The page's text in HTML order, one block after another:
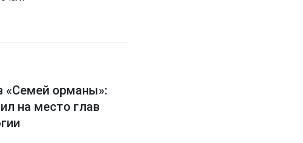
«Семей орманы»:
на место глав